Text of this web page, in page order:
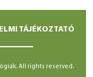
TÁJÉKOZTATÓ
All rights reserved.